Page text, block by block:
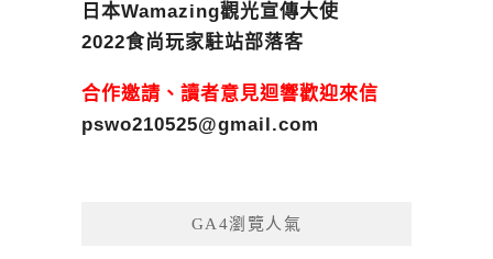
日本Wamazing觀光宣傳大使
2022食尚玩家駐站部落客
合作邀請、讀者意見迴響歡迎來信
pswo210525@gmail.com
GA4瀏覽人氣